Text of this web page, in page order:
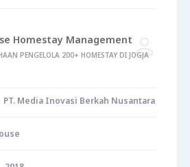
Homestay Management
PENGELOLA 200+ HOMESTAY DI JOGJA
PT. Media Inovasi Berkah Nusantara